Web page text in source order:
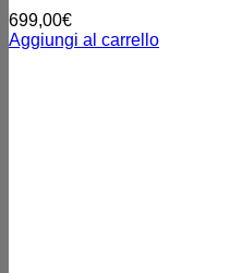
699,00€
Aggiungi al carrello